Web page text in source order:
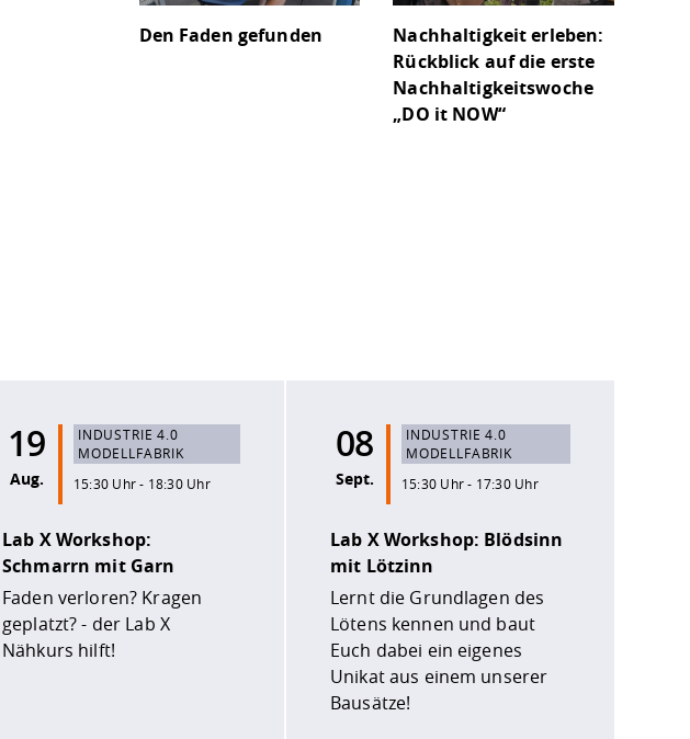
Den Faden gefunden
Nachhaltigkeit erleben:
Rückblick auf die erste
Nachhaltigkeitswoche
„DO it NOW“
19
Aug. 15:30 Uhr - 18:30 Uhr
INDUSTRIE 4.0
MODELLFABRIK
Lab X Workshop:
Schmarrn mit Garn
Faden verloren? Kragen
geplatzt? - der Lab X
Nähkurs hilft!
08
Sept. 15:30 Uhr - 17:30 Uhr
INDUSTRIE 4.0
MODELLFABRIK
Lab X Workshop: Blödsinn
mit Lötzinn
Lernt die Grundlagen des
Lötens kennen und baut
Euch dabei ein eigenes
Unikat aus einem unserer
Bausätze!